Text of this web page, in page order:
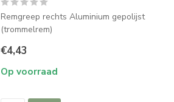
Remgreep rechts Aluminium gepolijst
(trommelrem)
€4,43
Op voorraad